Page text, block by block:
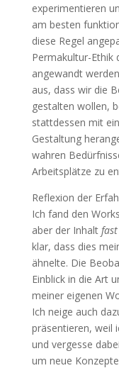
experimentieren
am besten
diese Regel
Permakultur-Ethik
angewandt
aus, dass wir die
gestalten wollen,
stattdessen mit
Gestaltung
wahren
Arbeitsplätze zu
Reflexion der
Ich fand den
aber der Inhalt fast
klar, dass dies
ähnelte. Die
Einblick in die Art
meiner eigenen
Ich neige auch
präsentieren, weil
und vergesse
um neue